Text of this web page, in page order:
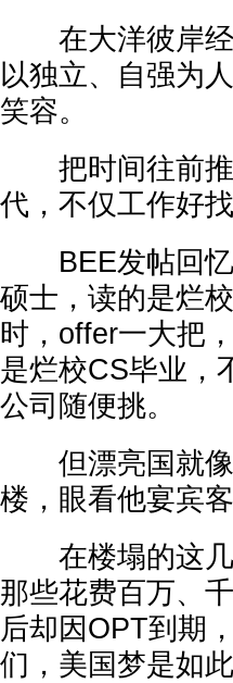
在大洋彼岸经
以独立、自强为
笑容。
把时间往前推
代，不仅工作好
BEE发帖回忆
硕士，读的是烂
时，offer一大把
是烂校CS毕业，
公司随便挑。
但漂亮国就像
楼，眼看他宴宾
在楼塌的这几
那些花费百万、
后却因OPT到期
们，美国梦是如